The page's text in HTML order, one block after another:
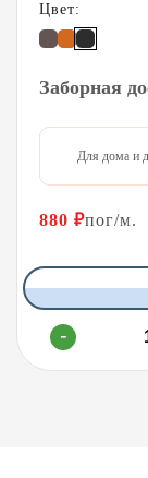
Цвет:
Заборная
Для дома и
880 ₽пог/м.